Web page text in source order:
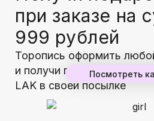
при заказе на
999 рублей
Торопись оформить
и получи
LAK в своей посылке
Посмотреть